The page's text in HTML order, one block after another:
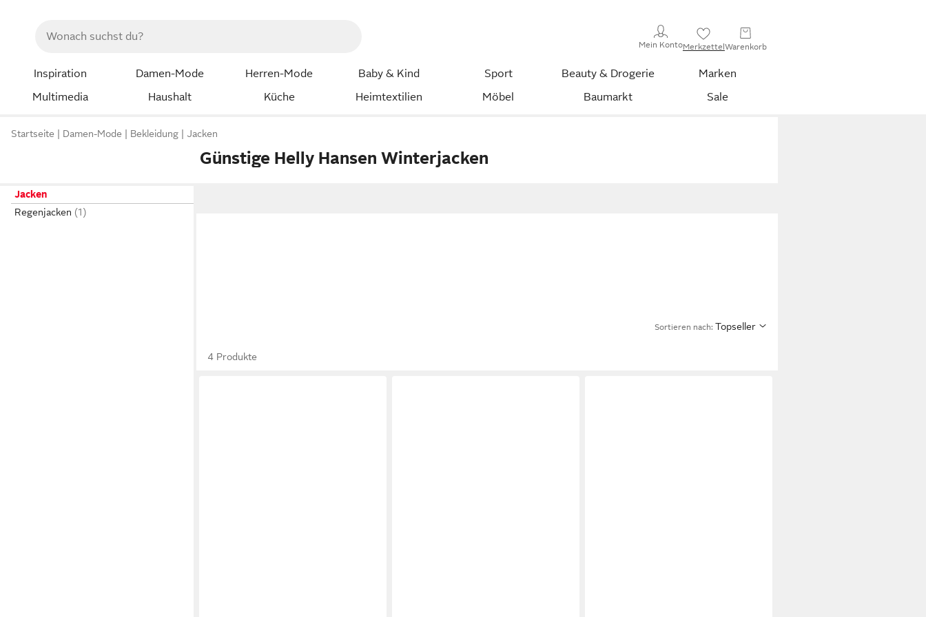
Mein KontoMerkzettelWarenkorb
Inspiration Damen-Mode Herren-Mode Baby & Kind Sport Beauty & Drogerie
Marken
Multimedia
Haushalt Küche Heimtextilien Möbel Baumarkt Sale
Startseite Damen-Mode Bekleidung Jacken
Günstige Helly Hansen Winterjacken
Jacken
Regenjacken
Sortieren nach: Topseller
4 Produkte